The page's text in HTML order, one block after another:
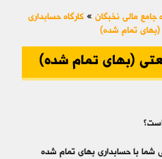
جامع مالی نخبگان » کارگاه حسابداری
(بهای تمام شده)
(بهای تمام شده)
با حسابداری بهای تمام شده